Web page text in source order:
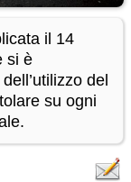
il 14
si è
del
su ogni